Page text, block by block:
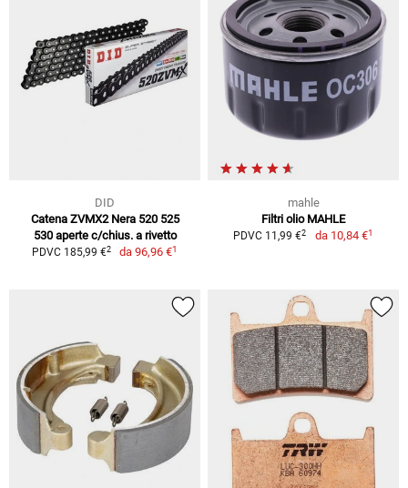
DID
Catena ZVMX2 Nera 520 525
530 aperte c/chius. a rivetto
PDVC 185,99 €2 da96,96 €1
mahle
Filtri olio MAHLE
PDVC 11,99 €2 da 10,84 €1